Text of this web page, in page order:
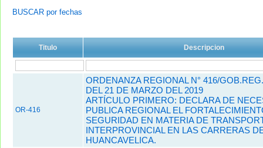
BUSCAR por fechas
Titulo Descripcion
OR-416
ORDENANZA REGIONAL N° 416/
DEL 21 DE MARZO DEL 2019
ARTÍCULO PRIMERO: DECLARA DE
PUBLICA REGIONAL EL
SEGURIDAD EN MATERIA DE
INTERPROVINCIAL EN LAS CARRERAS
HUANCAVELICA.